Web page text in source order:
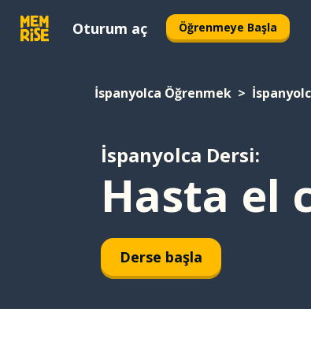
Oturum aç Öğrenmeye Başla
İspanyolca Öğrenmek
İspanyolca Dersi:
Hasta el
Derse başla